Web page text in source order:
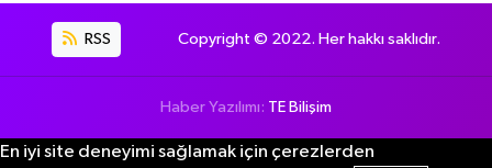
RSS Copyright © 2022. Her hakkı saklıdır.
Haber Yazılımı: TE Bilişim
En iyi site deneyimi sağlamak için çerezlerden